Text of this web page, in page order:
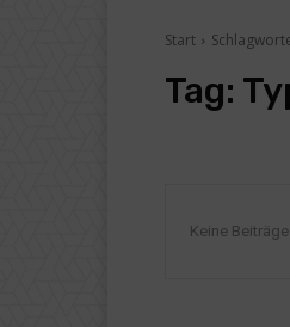
Start
Tag:
Keine